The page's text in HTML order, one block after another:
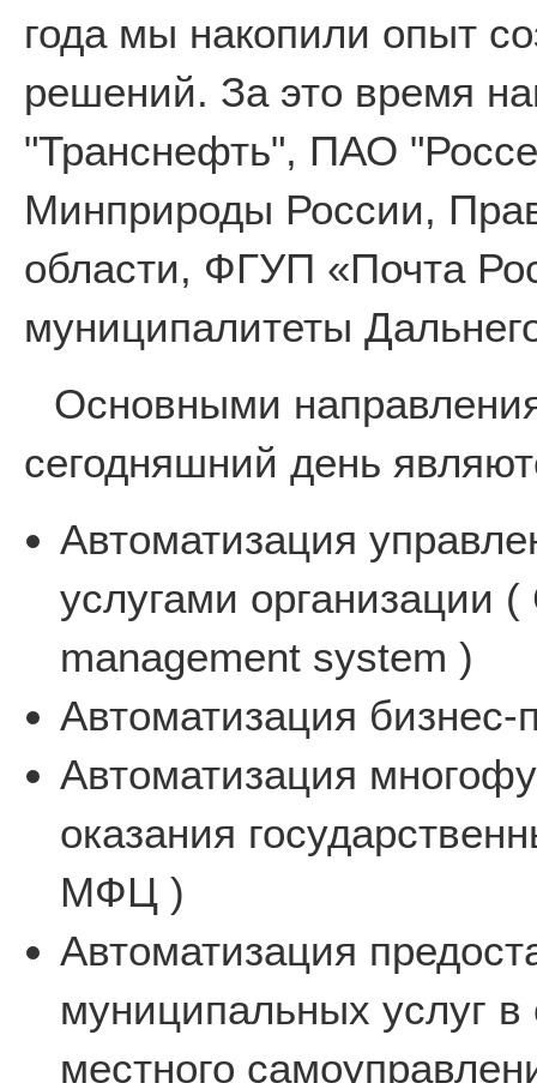
года мы накопили опыт
решений. За это время
"Транснефть", ПАО
Минприроды России,
области, ФГУП «Почта
муниципалитеты
Основными
сегодняшний день
Автоматизация
услугами организации
management system )
Автоматизация
Автоматизация
оказания
МФЦ )
Автоматизация
муниципальных услуг в
местного